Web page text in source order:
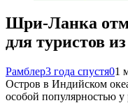
Шри-Ланка
для туристов
Рамблер3 года спустя01
Остров в Индийском
особой популярностью у